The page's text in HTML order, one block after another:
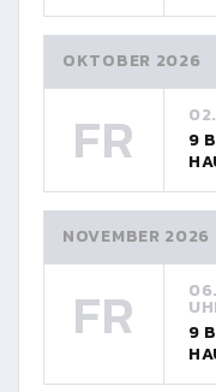
OKTOBER 2026
FR
9
NOVEMBER 2026
FR
9